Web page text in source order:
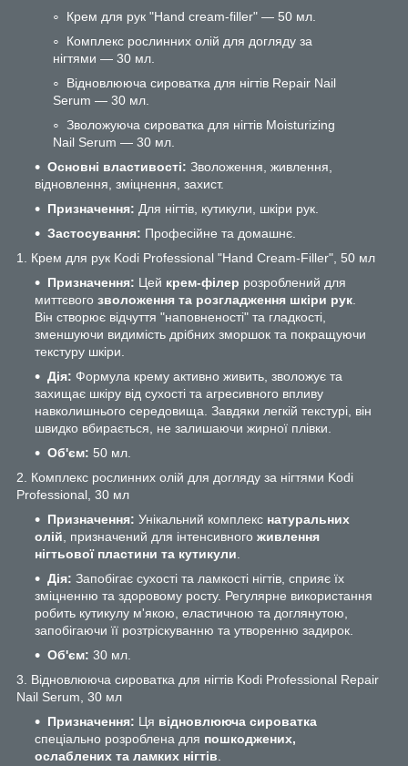
Крем для рук "Hand cream-filler" — 50 мл.
Комплекс рослинних олій для догляду за
нігтями — 30 мл.
Відновлююча сироватка для нігтів Repair Nail
Serum — 30 мл.
Зволожуюча сироватка для нігтів Moisturizing
Nail Serum — 30 мл.
Основні властивості: Зволоження, живлення,
відновлення, зміцнення, захист.
Призначення: Для нігтів, кутикули, шкіри рук.
Застосування: Професійне та домашнє.
1. Крем для рук Kodi Professional "Hand Cream-Filler", 50 мл
Призначення: Цей крем-філер розроблений для
миттєвого зволоження та розгладження шкіри рук
Він створює відчуття "наповненості" та гладкості,
зменшуючи видимість дрібних зморшок та покращуючи
текстуру шкіри.
Дія: Формула крему активно живить, зволожує та
захищає шкіру від сухості та агресивного впливу
навколишнього середовища. Завдяки легкій текстурі, він
швидко вбирається, не залишаючи жирної плівки.
Об'єм: 50 мл.
2. Комплекс рослинних олій для догляду за нігтями Kodi
Professional, 30 мл
Призначення: Унікальний комплекс натуральних
олій , призначений для інтенсивного живлення
нігтьової пластини та кутикули
Дія: Запобігає сухості та ламкості нігтів, сприяє їх
зміцненню та здоровому росту. Регулярне використання
робить кутикулу м'якою, еластичною та доглянутою,
запобігаючи її розтріскуванню та утворенню задирок.
Об'єм: 30 мл.
3. Відновлююча сироватка для нігтів Kodi Professional Repair
Nail Serum, 30 мл
Призначення: Ця відновлююча сироватка
спеціально розроблена для пошкоджених,
ослаблених та ламких нігтів